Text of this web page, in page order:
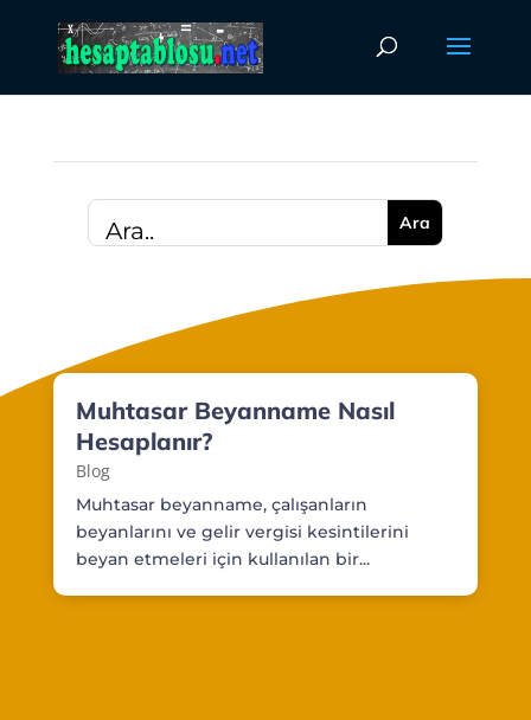
Muhtasar Beyanname Nasıl
Hesaplanır?
Blog
Muhtasar beyanname, çalışanların
beyanlarını ve gelir vergisi kesintilerini
beyan etmeleri için kullanılan bir...